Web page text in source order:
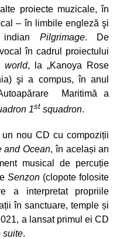
proiecte muzicale, în
– în limbile engleză şi
indian Pilgrimage. De
în cadrul proiectului
world, la „Kanoya Rose
şi a compus, în anul
Maritimă a
1st squadron.
nou CD cu compoziții
and Ocean, în același an
musical de percuție
Senzon (clopote folosite
a interpretat propriile
în sanctuare, temple și
a lansat primul ei CD
suite.